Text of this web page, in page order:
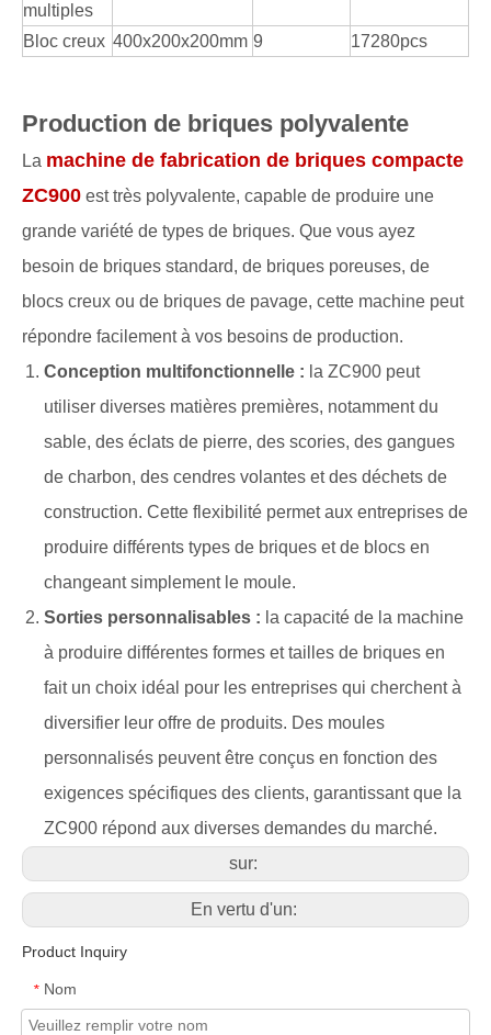
multiples
Bloc creux 400x200x200mm 9 17280pcs
Production de briques polyvalente
La machine de fabrication de briques compacte
ZC900 est très polyvalente, capable de produire une
grande variété de types de briques. Que vous ayez
besoin de briques standard, de briques poreuses, de
blocs creux ou de briques de pavage, cette machine peut
répondre facilement à vos besoins de production.
Conception multifonctionnelle : la ZC900 peut
utiliser diverses matières premières, notamment du
sable, des éclats de pierre, des scories, des gangues
de charbon, des cendres volantes et des déchets de
construction. Cette flexibilité permet aux entreprises de
produire différents types de briques et de blocs en
changeant simplement le moule.
Sorties personnalisables : la capacité de la machine
à produire différentes formes et tailles de briques en
fait un choix idéal pour les entreprises qui cherchent à
diversifier leur offre de produits. Des moules
personnalisés peuvent être conçus en fonction des
exigences spécifiques des clients, garantissant que la
ZC900 répond aux diverses demandes du marché.
sur:
En vertu d'un:
Product Inquiry
* Nom